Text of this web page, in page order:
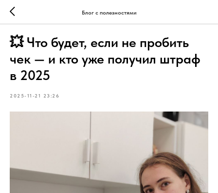
Блог с полезностями
💥 Что будет, если не пробить
чек — и кто уже получил штраф
в 2025
2025-11-21 23:26